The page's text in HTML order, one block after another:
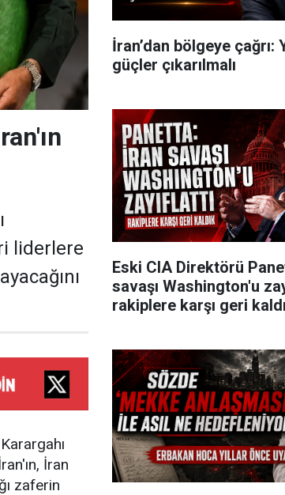
liderlere
İran
zaferin
İran’dan bölgeye çağrı:
güçler çıkarılmalı
Eski CIA Direktörü
savaşı Washington'u
rakiplere karşı geri